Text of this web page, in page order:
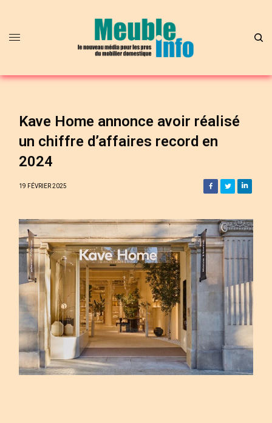
Kave Home annonce avoir réalisé
un chiffre d’affaires record en
2024
19 FÉVRIER 2025